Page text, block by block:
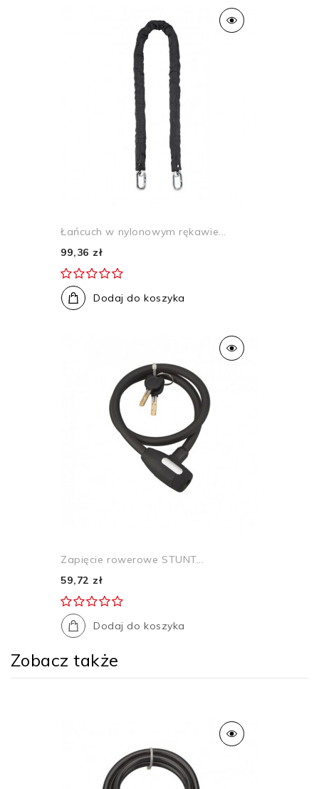
Łańcuch w nylonowym rękawie...
99,36 zł
Dodaj do koszyka
Zapięcie rowerowe STUNT...
59,72 zł
Dodaj do koszyka
Zobacz także